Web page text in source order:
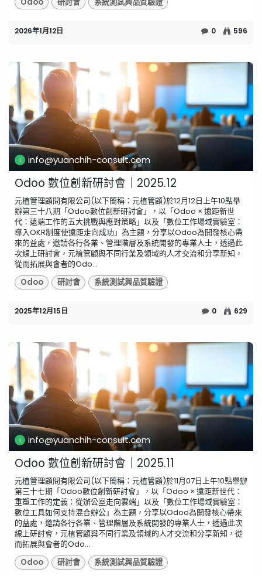
2026年1月12日 0 596
info@yuanchih-consult.com
Odoo 數位創新研討會｜2025.12
元植管理顧問有限公司(以下簡稱：元植管顧)於12月12日上午10點舉
辦第三十八期「Odoo數位創新研討會」，以「Odoo × 遠距新世
代：遠端工作的五大挑戰與應對策略」以及「數位工作場域實驗室：
導入OKR制度使遠距走向成功」為主題，分享以Odoo為開發核心帶
來的益處，邀請各行各業、管理階層及系統開發的專業人士，透過此
次線上研討會，元植管顧與不同行業及領域的人才交流和分享新知，
從而拓展與會者的Odo...
Odoo
研討會 系統測試與品質驗證
2025年12月15日 0 629
info@yuanchih-consult.com
Odoo 數位創新研討會｜2025.11
元植管理顧問有限公司(以下簡稱：元植管顧)於11月07日上午10點舉辦
第三十七期「Odoo數位創新研討會」，以「Odoo × 遠距新世代：
重塑工作的定義：從辦公室走向雲端」以及「數位工作場域實驗室：
數位工具如何支持混合辦公」為主題，分享以Odoo為開發核心帶來
的益處，邀請各行各業、管理階層及系統開發的專業人士，透過此次
線上研討會，元植管顧與不同行業及領域的人才交流和分享新知，從
而拓展與會者的Odo...
Odoo
研討會 系統測試與品質驗證